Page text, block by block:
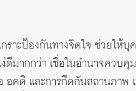
กราะป้องกันทางจิตใจ ช่วย
มากกว่า เชื่อในอำนาจควบคุ
อคติ และการกีดกันสถานภาพ